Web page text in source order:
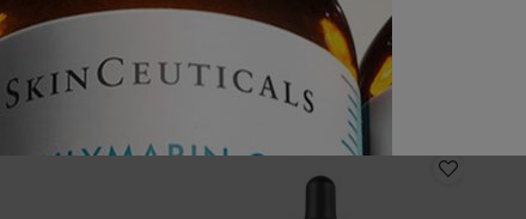
UDFORSK